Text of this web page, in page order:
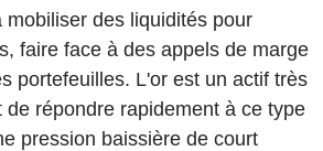
mobiliser des liquidités pour
faire face à des appels de marge
portefeuilles. L'or est un actif très
de répondre rapidement à ce type
pression baissière de court